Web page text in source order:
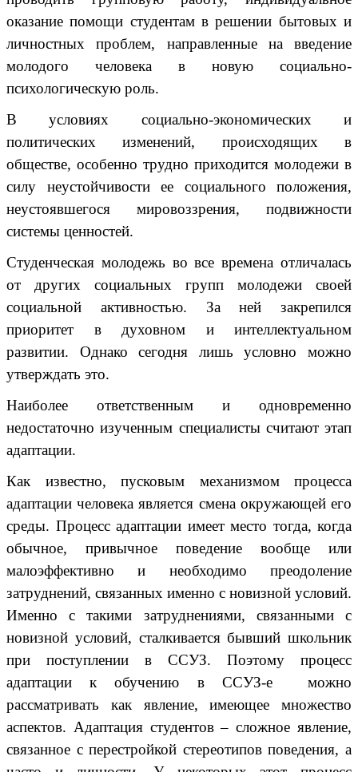
оказание помощи студентам в решении бытовых и
личностных проблем, направленные на введение
молодого человека в новую социально-
психологическую роль.
В условиях социально-экономических и
политических изменений, происходящих в
обществе, особенно трудно приходится молодежи в
силу неустойчивости ее социального положения,
неустоявшегося мировоззрения, подвижности
системы ценностей.
Студенческая молодежь во все времена отличалась
от других социальных групп молодежи своей
социальной активностью. За ней закрепился
приоритет в духовном и интеллектуальном
развитии. Однако сегодня лишь условно можно
утверждать это.
Наиболее ответственным и одновременно
недостаточно изученным специалисты считают этап
адаптации.
Как известно, пусковым механизмом процесса
адаптации человека является смена окружающей его
среды. Процесс адаптации имеет место тогда, когда
обычное, привычное поведение вообще или
малоэффективно и необходимо преодоление
затруднений, связанных именно с новизной условий.
Именно с такими затруднениями, связанными с
новизной условий, сталкивается бывший школьник
при поступлении в ССУЗ. Поэтому процесс
адаптации к обучению в ССУЗ-е можно
рассматривать как явление, имеющее множество
аспектов. Адаптация студентов – сложное явление,
связанное с перестройкой стереотипов поведения, а